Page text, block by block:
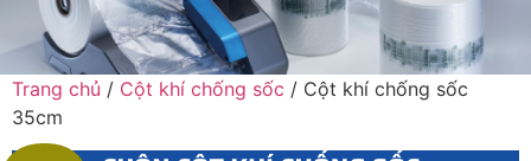
Trang chủ / Cột khí chống sốc / Cột khí chống sốc
35cm